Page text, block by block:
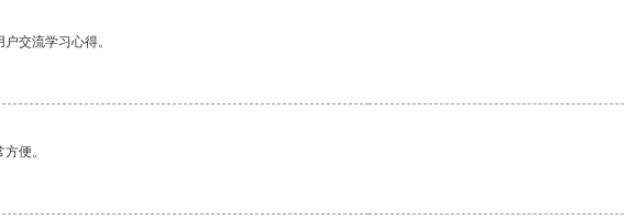
交流学习心得。
便。